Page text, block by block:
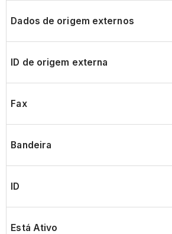
Dados de origem externos
ID de origem externa
Fax
Bandeira
ID
Está Ativo